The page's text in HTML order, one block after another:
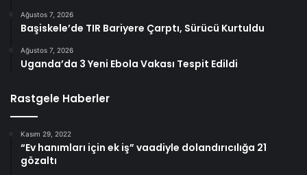
Ağustos 7, 2026
Başiskele’de TIR Bariyere Çarptı, Sürücü Kurtuldu
Ağustos 7, 2026
Uganda’da 3 Yeni Ebola Vakası Tespit Edildi
Rastgele Haberler
Kasım 29, 2022
“Ev hanımları için ek iş” vaadiyle dolandırıcılığa 21
gözaltı